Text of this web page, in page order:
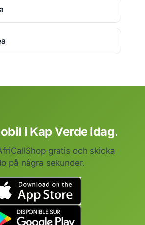
i Kap Verde idag.
gratis och skicka
på några sekunder.